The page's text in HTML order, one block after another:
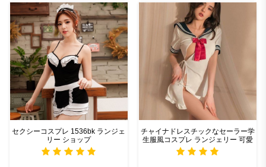
セクシーコスプレ 1536bk ランジェ
リー ショップ
チャイナドレスチックなセーラー学
生服風コスプレ ランジェリー 可愛